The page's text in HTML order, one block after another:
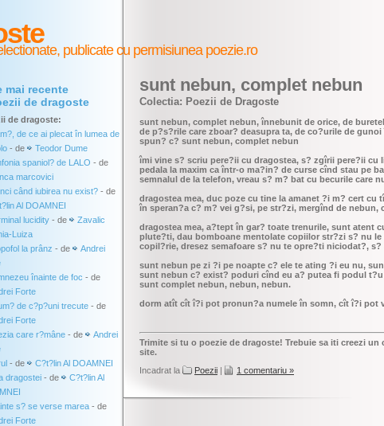
publicate cu permisiunea poezie.ro
mai recente
de dragoste
de dragoste:
de ce ai plecat în lumea de
- de
Teodor Dume
spaniol? de LALO - de
marcovici
când iubirea nu exist? - de
Al DOAMNEI
lucidity - de
Zavalic
Luiza
la prânz - de
Andrei
înainte de foc - de
Forte
de c?p?uni trecute - de
Forte
care r?mâne - de
Andrei
- de
C?t?lin Al DOAMNEI
dragostei - de
C?t?lin Al
s? se verse marea - de
Forte
sunt nebun, complet nebun
Colectia: Poezii de Dragoste
sunt nebun, complet nebun, înnebunit de orice, de
de p?s?rile care zboar? deasupra ta, de co?urile de
spun? c? sunt nebun, complet nebun
îmi vine s? scriu pere?ii cu dragostea, s? zgîrii pere?ii
pedala la maxim ca într-o ma?in? de curse cînd stau pe
semnalul de la telefon, vreau s? m? bat cu becurile care
dragostea mea, duc poze cu tine la amanet ?i m? cert
în speran?a c? m? vei g?si, pe str?zi, mergînd de
dragostea mea, a?tept în gar? toate trenurile, sunt atent
plute?ti, dau bomboane mentolate copiilor str?zi s? nu
copil?rie, dresez semafoare s? nu te opre?ti niciodat?,
sunt nebun pe zi ?i pe noapte c? ele te ating ?i eu nu,
sunt nebun c? exist? poduri cînd eu a? putea fi podul
sunt complet nebun, nebun, nebun.
dorm atît cît î?i pot pronun?a numele în somn, cît î?i pot
Trimite si tu o poezie de dragoste! Trebuie sa iti creezi
site.
Incadrat la
Poezii | 1 comentariu »